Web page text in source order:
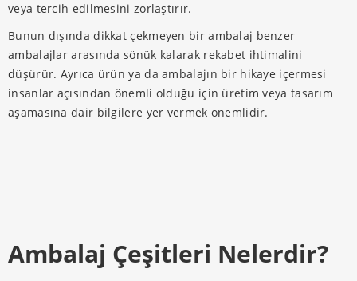
veya tercih edilmesini zorlaştırır.
Bunun dışında dikkat çekmeyen bir ambalaj benzer
ambalajlar arasında sönük kalarak rekabet ihtimalini
düşürür. Ayrıca ürün ya da ambalajın bir hikaye içermesi
insanlar açısından önemli olduğu için üretim veya tasarım
aşamasına dair bilgilere yer vermek önemlidir.
Ambalaj Çeşitleri Nelerdir?